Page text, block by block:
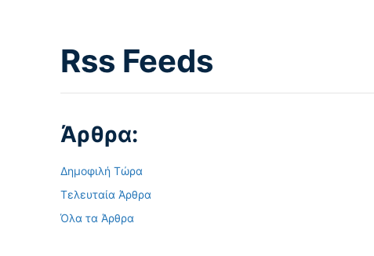
Rss Feeds
Άρθρα:
Δημοφιλή Τώρα
Τελευταία Άρθρα
Όλα τα Άρθρα